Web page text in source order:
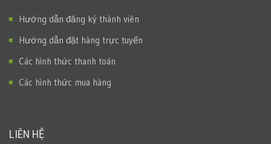
Hướng dẫn đăng ký thành viên
Hướng dẫn đặt hàng trực tuyến
Các hình thức thanh toán
Các hình thức mua hàng
LIÊN HỆ